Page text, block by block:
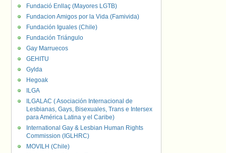
Fundació Enllaç (Mayores LGTB)
Fundacion Amigos por la Vida (Famivida)
Fundación Iguales (Chile)
Fundación Triángulo
Gay Marruecos
GEHITU
Gylda
Hegoak
ILGA
ILGALAC ( Asociación Internacional de
Lesbianas, Gays, Bisexuales, Trans e Intersex
para América Latina y el Caribe)
International Gay & Lesbian Human Rights
Commission (IGLHRC)
MOVILH (Chile)